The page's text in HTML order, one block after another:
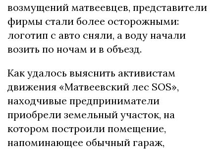
возмущений матвеевцев, представители
фирмы стали более осторожными:
логотип с авто сняли, а воду начали
возить по ночам и в объезд.
Как удалось выяснить активистам
движения «Матвеевский лес SOS»,
находчивые предприниматели
приобрели земельный участок, на
котором построили помещение,
напоминающее обычный гараж,